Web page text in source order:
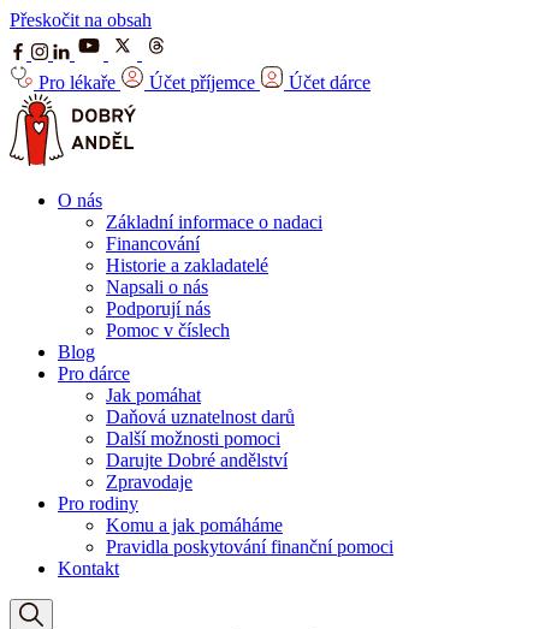
Přeskočit na obsah
Pro lékaře Účet příjemce Účet dárce
O nás
Základní informace o nadaci
Financování
Historie a zakladatelé
Napsali o nás
Podporují nás
Pomoc v číslech
Blog
Pro dárce
Jak pomáhat
Daňová uznatelnost darů
Další možnosti pomoci
Darujte Dobré andělství
Zpravodaje
Pro rodiny
Komu a jak pomáháme
Pravidla poskytování finanční pomoci
Kontakt